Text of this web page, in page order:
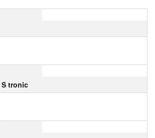
S tronic